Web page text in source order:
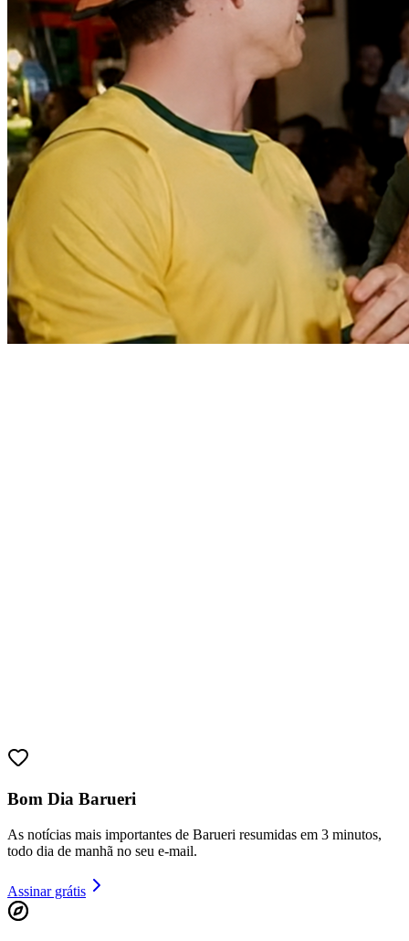
Vitória
Bom Dia Barueri
As notícias mais importantes de Barueri resumidas em 3 minutos,
todo dia de manhã no seu e-mail.
Assinar grátis